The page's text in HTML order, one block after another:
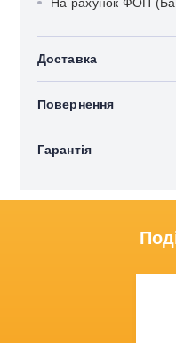
Доставка
Повернення
Гарантія